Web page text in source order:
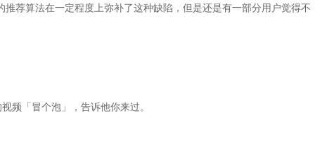
算法在一定程度上弥补了这种缺陷，但是还是有一部分用户觉得不
「冒个泡」，告诉他你来过。